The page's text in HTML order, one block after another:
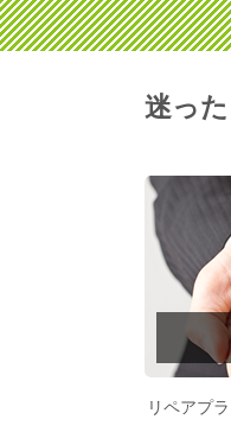
迷っ
リペアプ